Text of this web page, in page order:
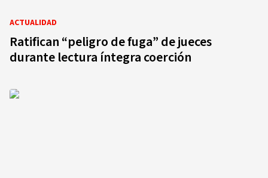
ACTUALIDAD
Ratifican “peligro de fuga” de jueces
durante lectura íntegra coerción